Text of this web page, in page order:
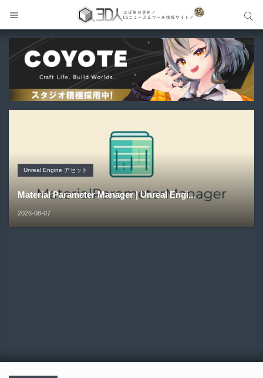
Unreal Engine アセット
Material Parameter Manager | Unreal Engi...
2026-08-07
Pipe It | 直感的にパイプ形状を構築出来るUnreal Engine
5...
2026-08-05
Directive Utilities | ブループリントライブラリやエディタ
ス...
2026-08-03
Unityエフェクトレシピブック パーツを組み合わせて作れ
る | ktk.kum...
2026-08-03
SiroinoSotai | 完全無料＆CC0 で商用利用OKなVRChat
向け...
2026-08-02
サイト内検索